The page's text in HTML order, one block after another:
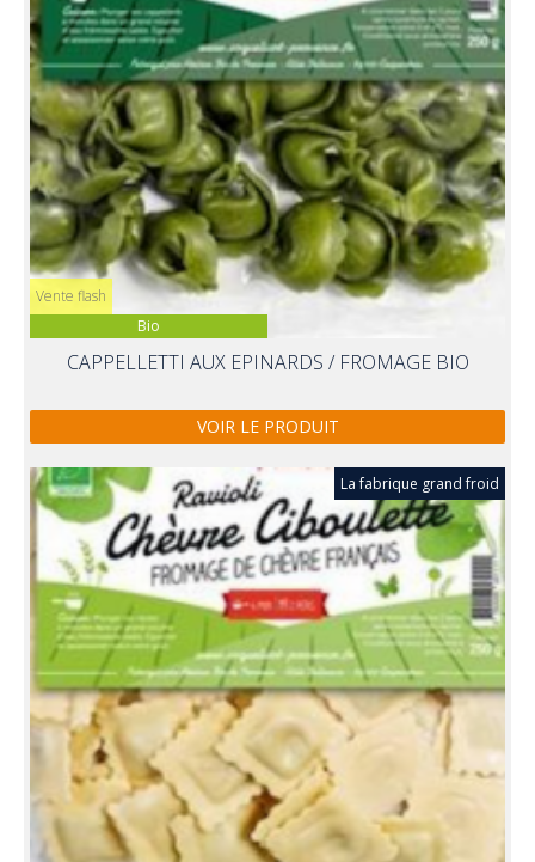
Bio
Vente flash
CAPPELLETTI AUX EPINARDS / FROMAGE BIO
VOIR LE PRODUIT
La fabrique grand froid